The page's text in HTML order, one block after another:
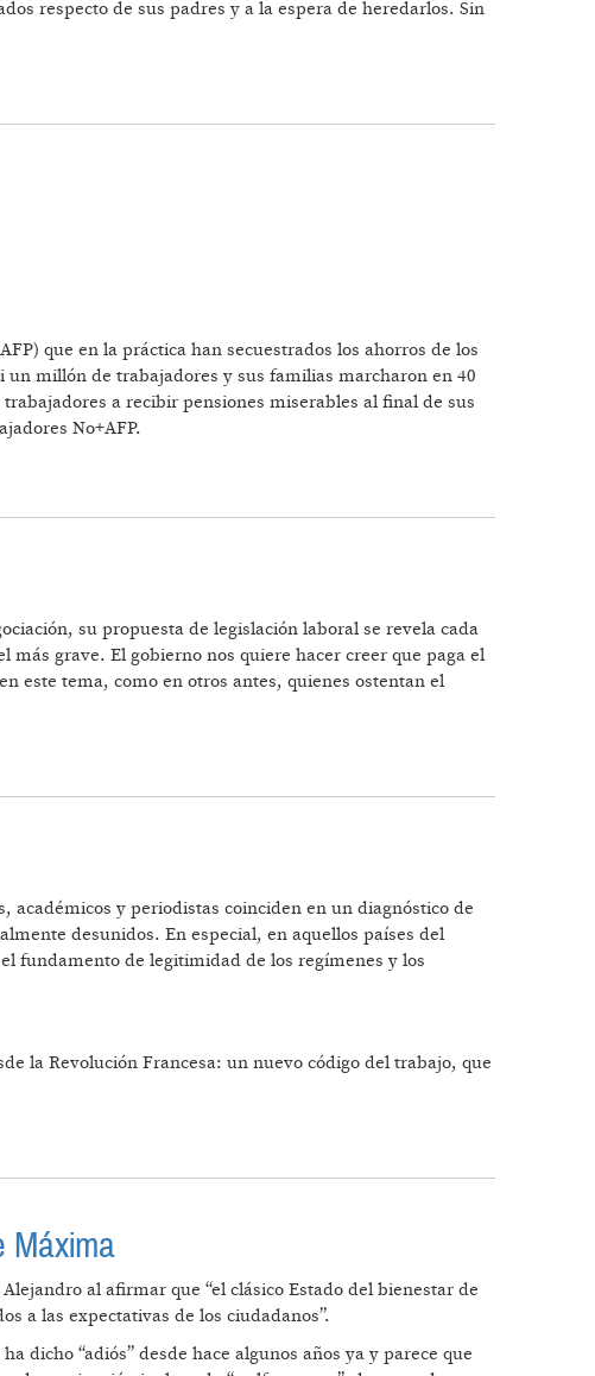
respecto de sus padres y a la espera de heredarlos. Sin
que en la práctica han secuestrados los ahorros de los
un millón de trabajadores y sus familias marcharon en 40
a recibir pensiones miserables al final de sus
No+AFP.
su propuesta de legislación laboral se revela cada
grave. El gobierno nos quiere hacer creer que paga el
este tema, como en otros antes, quienes ostentan el
y periodistas coinciden en un diagnóstico de
desunidos. En especial, en aquellos países del
fundamento de legitimidad de los regímenes y los
la Revolución Francesa: un nuevo código del trabajo, que
Máxima
al afirmar que “el clásico Estado del bienestar de
a las expectativas de los ciudadanos”.
dicho “adiós” desde hace algunos años ya y parece que